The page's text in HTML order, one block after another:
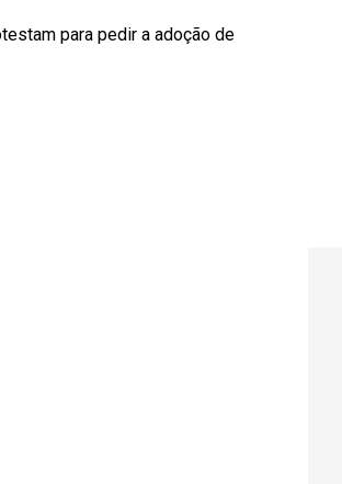
para pedir a adoção de